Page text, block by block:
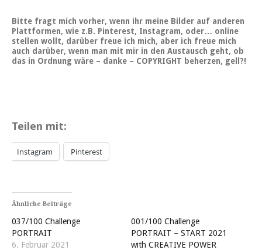
Bitte fragt mich vorher, wenn ihr meine Bilder auf anderen
Plattformen, wie z.B. Pinterest, Instagram, oder… online
stellen wollt, darüber freue ich mich, aber ich freue mich
auch darüber, wenn man mit mir in den Austausch geht, ob
das in Ordnung wäre – danke – COPYRIGHT beherzen, gell?!
Teilen mit:
Instagram Pinterest
Ähnliche Beiträge
037/100 Challenge
PORTRAIT
6. Februar 2021
001/100 Challenge
PORTRAIT – START 2021
with CREATIVE POWER